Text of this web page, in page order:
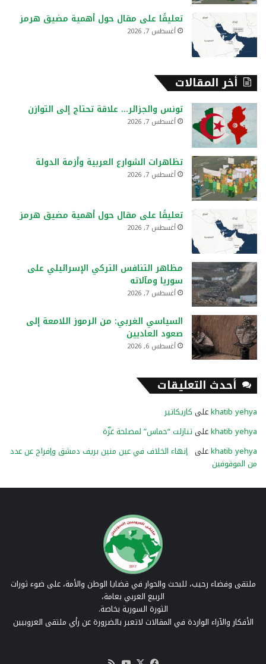
تعليقًا على مقال حول أهمية مضيق هرمز
أغسطس 7, 2026
أخر المقالات
تونس والجزائر… علاقة تحتاج إلى التوازن
أغسطس 7, 2026
تظاهرات الشوارع العربية وأزمة الدولة
أغسطس 7, 2026
تعليقًا على مقال حول أهمية مضيق هرمز
أغسطس 7, 2026
مظاهر التنافس التركي الإسرائيلي على
سوريا ومآلاته
أغسطس 7, 2026
السياسي الغربي: من الرموز اللامعة إلى
صعود العاديين
أغسطس 6, 2026
أحدث التعليقات
khatib yehyaعلى كاريكاتير
khatib yehyaعلى تنازلت “حماس” لمصلحة غزّة
khatib yehyaعلى إنهاء الخلاف في عين منين بريف دمشق وإفراج عن عدد
من الموقوفين
ملتقى وفضاء رحيب، للبحث والحوار في قضايا الوطن والأمة، على ضوء ثورات
الربيع العربي بعامة،
الثورة السورية بخاصة.
الأفكار والآراء الواردة في المقالات لاتعبر بالضرورة عن رأي ملتقى العروبيين